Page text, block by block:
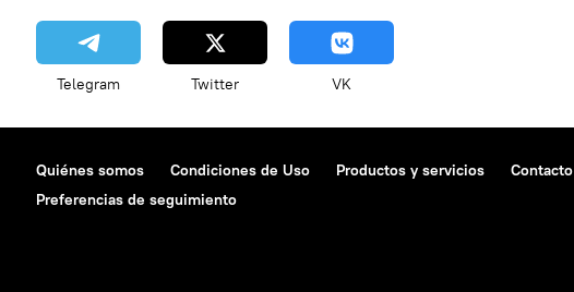
Telegram Twitter VK
Quiénes somos Condiciones de Uso Productos y servicios Contacto
Preferencias de seguimiento